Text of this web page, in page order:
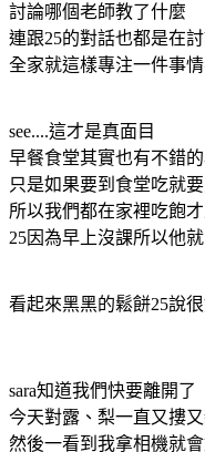
討論哪個老師教了什麼
連跟25的對話也都是在
全家就這樣專注一件事
see....這才是真面目
早餐食堂其實也有不錯
只是如果要到食堂吃就
所以我們都在家裡吃飽
25因為早上沒課所以他
看起來黑黑的鬆餅25說很
sara知道我們快要離開了
今天對露、梨一直又摟
然後一看到我拿相機就